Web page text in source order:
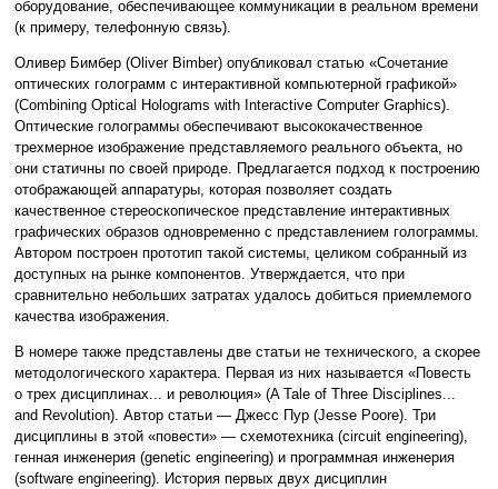
оборудование, обеспечивающее коммуникации в реальном времени
(к примеру, телефонную связь).
Оливер Бимбер (Oliver Bimber) опубликовал статью «Сочетание
оптических голограмм с интерактивной компьютерной графикой»
(Combining Optical Holograms with Interactive Computer Graphics).
Оптические голограммы обеспечивают высококачественное
трехмерное изображение представляемого реального объекта, но
они статичны по своей природе. Предлагается подход к построению
отображающей аппаратуры, которая позволяет создать
качественное стереоскопическое представление интерактивных
графических образов одновременно с представлением голограммы.
Автором построен прототип такой системы, целиком собранный из
доступных на рынке компонентов. Утверждается, что при
сравнительно небольших затратах удалось добиться приемлемого
качества изображения.
В номере также представлены две статьи не технического, а скорее
методологического характера. Первая из них называется «Повесть
о трех дисциплинах... и революция» (A Tale of Three Disciplines...
and Revolution). Автор статьи — Джесс Пур (Jesse Poore). Три
дисциплины в этой «повести» — схемотехника (circuit engineering),
генная инженерия (genetic engineering) и программная инженерия
(software engineering). История первых двух дисциплин